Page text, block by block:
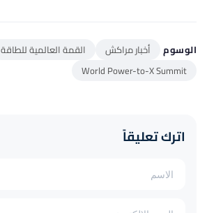
الوسوم أخبار مراكش
القمة العالمية للطاقة
World Power-to-X Summit
اترك تعليقاً